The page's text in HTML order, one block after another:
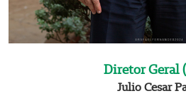
Diretor Geral
Julio Cesar